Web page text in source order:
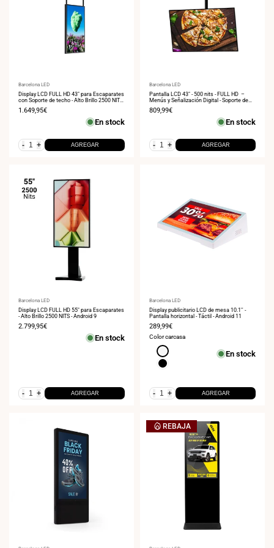
Proveedor:
Barcelona LED
Display LCD FULL HD 43" para Escaparates
con Soporte de techo - Alto Brillo 2500 NITS
Precio
1.649,95€
En stock
- + AGREGAR
Proveedor:
Barcelona LED
Pantalla LCD 43" - 500 nits - FULL HD –
Menús y Señalización Digital - Soporte de
Precio
809,99€
En stock
- + AGREGAR
Proveedor:
Barcelona LED
Display LCD FULL HD 55" para Escaparates
- Alto Brillo 2500 NITS - Android 9
Precio
2.799,95€
En stock
- + AGREGAR
Proveedor:
Barcelona LED
Display publicitario LCD de mesa 10.1'' -
Pantalla horizontal - Táctil - Android 11
Precio
de
venta
289,99€
Color carcasa
Blanco
Negro
En stock
- + AGREGAR
REBAJA